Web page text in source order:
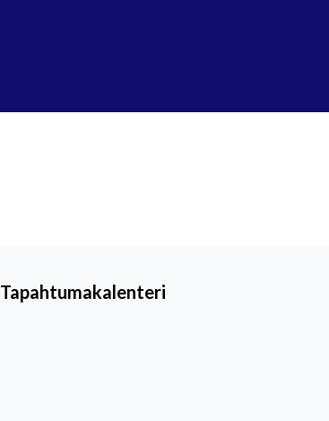
Tapahtumakalenteri